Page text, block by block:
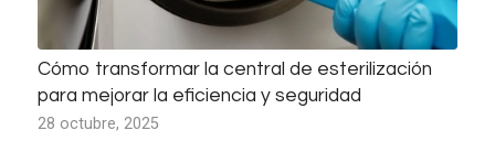
Cómo transformar la central de esterilización
para mejorar la eficiencia y seguridad
28 octubre, 2025